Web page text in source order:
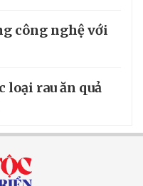
công nghệ với
loại rau ăn quả